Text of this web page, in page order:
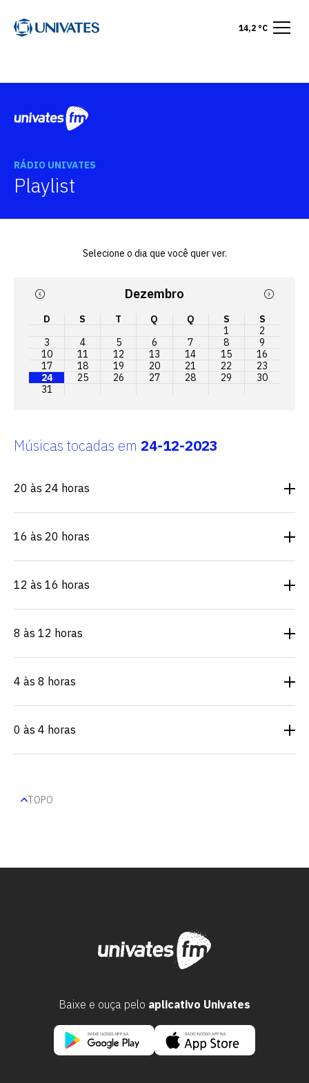
14,2 °C
RÁDIO UNIVATES
Playlist
Selecione o dia que você quer ver.
Dezembro
D S T Q Q S
S
1
2
3
4 5 6 7 8
9
10
11 12 13 14 15
16
17
18 19 20 21 22
23
24
25 26 27 28 29
30
31
Músicas tocadas em 24-12-2023
20 às 24 horas
16 às 20 horas
12 às 16 horas
8 às 12 horas
4 às 8 horas
0 às 4 horas
TOPO
Baixe e ouça pelo aplicativo Univates